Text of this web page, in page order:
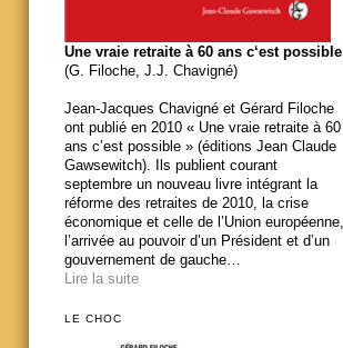
Une vraie retraite à 60 ans c‘est possible
(G. Filoche, J.J. Chavigné)
Jean-Jacques Chavigné et Gérard Filoche
ont publié en 2010 « Une vraie retraite à 60
ans c’est possible » (éditions Jean Claude
Gawsewitch). Ils publient courant
septembre un nouveau livre intégrant la
réforme des retraites de 2010, la crise
économique et celle de l’Union européenne,
l’arrivée au pouvoir d’un Président et d’un
gouvernement de gauche…
Lire la suite
LE CHOC